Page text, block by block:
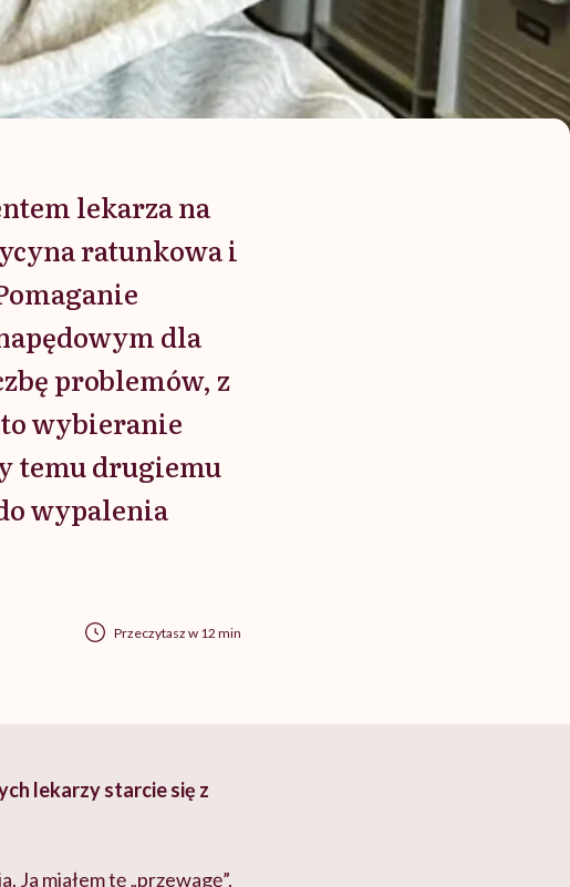
lekarza na
ratunkowa i
dla
problemów, z
wybieranie
temu drugiemu
wypalenia
Przeczytasz w 12 min
lekarzy starcie się z
Ja miałem tę „przewagę”,